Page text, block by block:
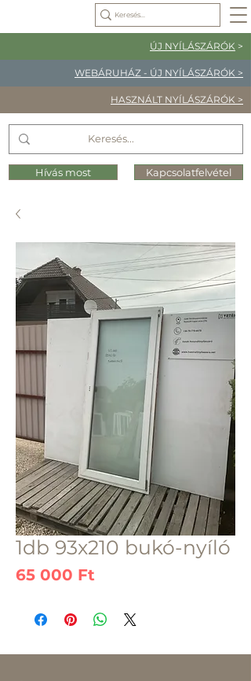
ÚJ NYÍLÁSZÁRÓK >
WEBÁRUHÁZ - ÚJ NYÍLÁSZÁRÓK >
HASZNÁLT NYÍLÁSZÁRÓK >
Hívás most Kapcsolatfelvétel
1db 93x210 bukó-nyíló
65 000 Ft